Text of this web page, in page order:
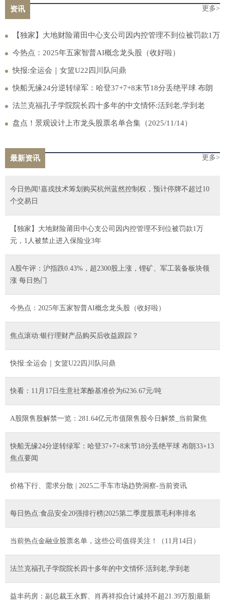
资讯 更多>
【独家】大地财险莆田中心支公司因内控管理不到位被罚款1万
元，1人被禁止进入保险业3年
今热点：2025年五家智普AI概念龙头股（收好啦）
快报:全运会｜女篮U22四川队问鼎
快船无缘24分逆转绿军：哈登37+7+8末节18分丢绝平球 布朗
33+13 焦点要闻
法兰克福孔子学院院长四十多年的中文情怀:活到老,学到老
盘点！景观设计上市龙头股票名单合集（2025/11/14）
最新资讯 更多>
今日热闻!嘉戎技术筹划购买杭州蓝然控制权，预计停牌不超过10
个交易日
【独家】大地财险莆田中心支公司因内控管理不到位被罚款1万
元，1人被禁止进入保险业3年
A股午评：沪指跌0.43%，超2300股上涨，锂矿、军工装备板块领
涨 每日热门
今热点：2025年五家智普AI概念龙头股（收好啦）
焦点滚动:银行理财产品购买后收益跟踪？
快报:全运会｜女篮U22四川队问鼎
快看：11月17日生意社苯酚基准价为6236.67元/吨
A股限售股解禁一览：281.64亿元市值限售股今日解禁_当前聚焦
快船无缘24分逆转绿军：哈登37+7+8末节18分丢绝平球 布朗33+13
焦点要闻
价格下行、需求分散 | 2025二手车市场趋势洞察-当前资讯
每日热点:食品安全20强排行榜|2025第二季度股票毛利率排名
当前热点金融业股票名单，这些公司值得关注！（11月14日）
法兰克福孔子学院院长四十多年的中文情怀:活到老,学到老
益丰药房：副总裁王永辉、肖再祥拟合计减持不超21.39万股|最新